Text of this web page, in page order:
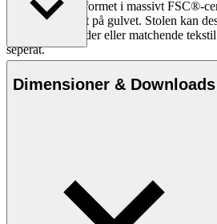
ben er solidt udformet i massivt FSC®-
sikkert og stabilt på gulvet. Stolen kan
nakkestøtte i læder eller matchende
seperat.
Læs mere
Den danske møbeldesigner Hans J.
at være en af de mest kreative,
nogensinde. Han var kendt for sin
håndværk og kompromisløse tilgang til
næsten 500 stole i sin levetid og blev
Dimensioner & Downloads